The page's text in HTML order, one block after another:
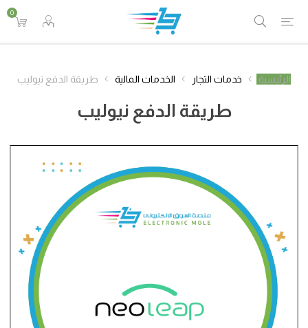
0
الرئيسية خدمات التجار الخدمات المالية طريقة الدفع نيوليب
طريقة الدفع نيوليب